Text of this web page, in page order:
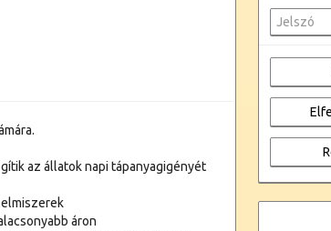
az állatok napi tápanyagigényét
áron